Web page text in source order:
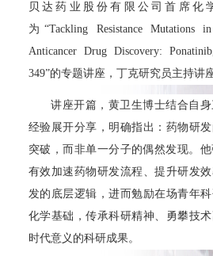
贝达药业股份有限公司首席化
为“Tackling Resistance Mutations
Anticancer Drug Discovery:
349”的专题讲座，丁克研究员主持讲座
讲座开篇，黄卫生博士结合自
经验展开分享，明确指出：药物研
突破，而非单一分子的偶然发现。
有效加速药物研发流程、提升研发
发的底层逻辑，进而勉励在场青年
化学基础，传承科研精神、勇攀技
时代意义的科研成果。